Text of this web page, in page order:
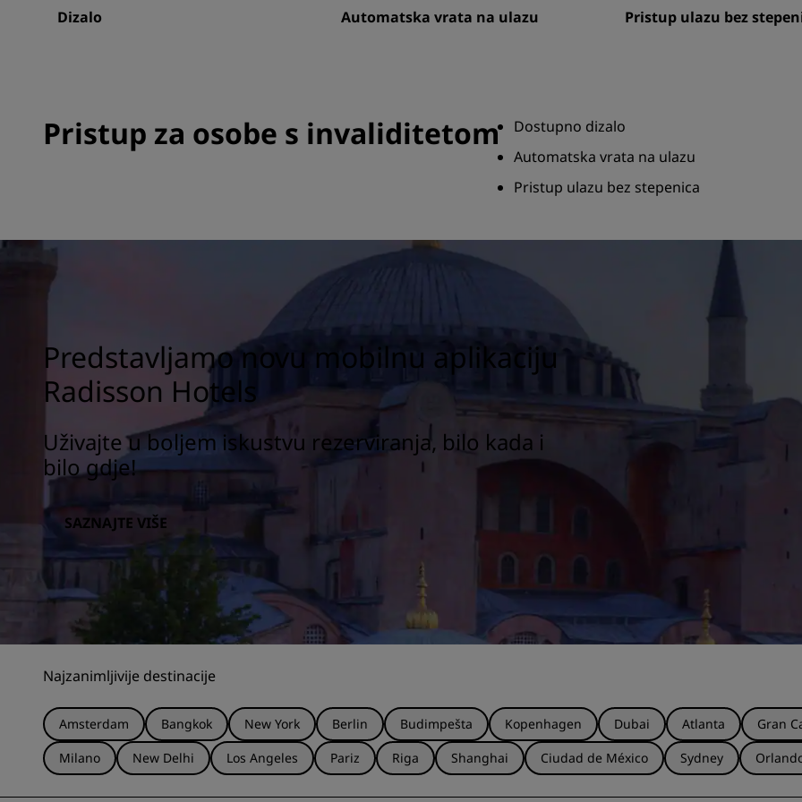
Dizalo Automatska vrata na ulazu Pristup ulazu bez
Pristup za osobe s invaliditetom
Dostupno dizalo
Automatska vrata na ulazu
Pristup ulazu bez stepenica
Predstavljamo novu mobilnu aplikaciju
Radisson Hotels
Uživajte u boljem iskustvu rezerviranja, bilo kada i
bilo gdje!
SAZNAJTE VIŠE
Najzanimljivije destinacije
Amsterdam Bangkok New York Berlin Budimpešta Kopenhagen Dubai Atlanta
Gran
Milano
New Delhi Los Angeles Pariz Riga Shanghai Ciudad de México Sydney